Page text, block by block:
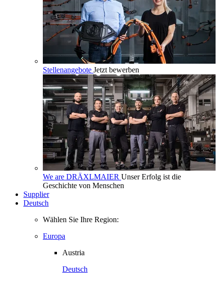
Stellenangebote Jetzt bewerben
We are DRÄXLMAIER Unser Erfolg ist die
Geschichte von Menschen
Supplier
Deutsch
Wählen Sie Ihre Region:
Europa
Austria
Deutsch